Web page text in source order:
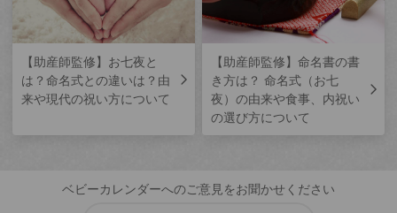
【助産師監修】お七夜と
は？命名式との違いは？由
来や現代の祝い方について
【助産師監修】命名書の書
き方は？ 命名式（お七
夜）の由来や食事、内祝い
の選び方について
ベビーカレンダーへのご意見をお聞かせください